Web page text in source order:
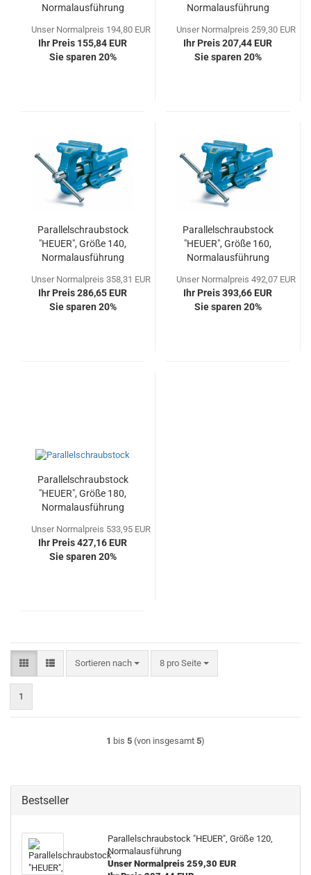
Normalausführung
Unser Normalpreis 194,80 EUR
Ihr Preis 155,84 EUR
Sie sparen 20%
Normalausführung
Unser Normalpreis 259,30 EUR
Ihr Preis 207,44 EUR
Sie sparen 20%
Parallelschraubstock
"HEUER", Größe 140,
Normalausführung
Unser Normalpreis 358,31 EUR
Ihr Preis 286,65 EUR
Sie sparen 20%
Parallelschraubstock
"HEUER", Größe 160,
Normalausführung
Unser Normalpreis 492,07 EUR
Ihr Preis 393,66 EUR
Sie sparen 20%
Parallelschraubstock
"HEUER", Größe 180,
Normalausführung
Unser Normalpreis 533,95 EUR
Ihr Preis 427,16 EUR
Sie sparen 20%
Sortieren nach
Sortieren nach 8 pro Seite
pro Seite
1
1 bis 5 (von insgesamt 5)
Bestseller
Parallelschraubstock "HEUER", Größe 120,
Normalausführung
Unser Normalpreis 259,30 EUR